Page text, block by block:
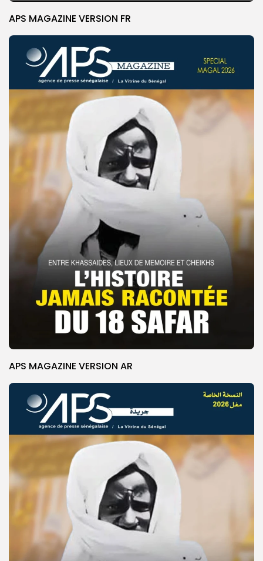
© Copyright 2025, APS
APS MAGAZINE VERSION FR
APS MAGAZINE VERSION AR